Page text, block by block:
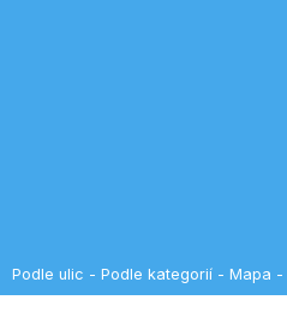
Podle ulic - Podle kategorií - Mapa -